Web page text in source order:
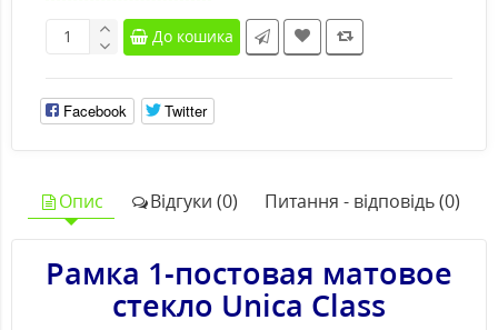
До кошика
Facebook Twitter
Опис Відгуки (0) Питання - відповідь (0)
Рамка 1-постовая матовое
стекло Unica Class